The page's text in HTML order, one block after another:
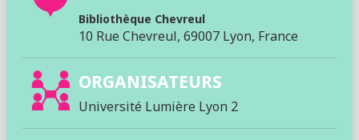
Bibliothèque Chevreul
10 Rue Chevreul, 69007 Lyon, France
ORGANISATEURS
Université Lumière Lyon 2